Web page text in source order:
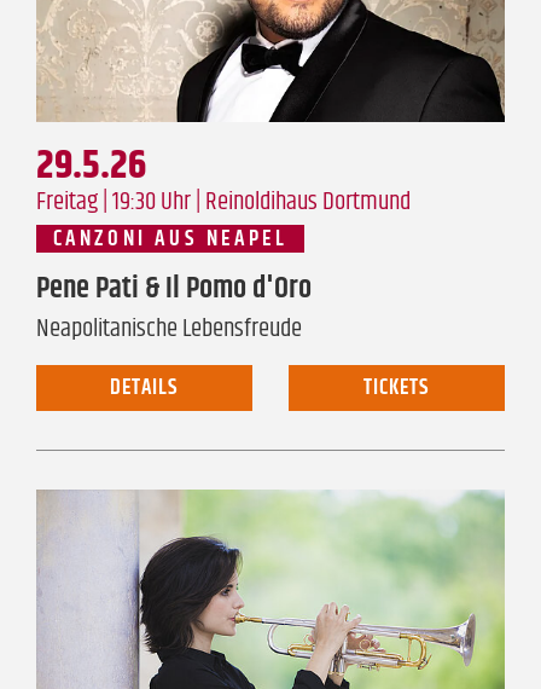
Pene Pati & Il Pomo d'Oro
29.5.26
Freitag | 19:30 Uhr |Reinoldihaus Dortmund
CANZONI AUS NEAPEL
Neapolitanische Lebensfreude
DETAILS TICKETS